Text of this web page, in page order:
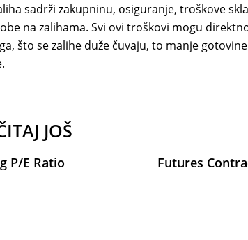
sadrži zakupninu, osiguranje, troškove
na zalihama. Svi ovi troškovi mogu
što se zalihe duže čuvaju, to manje
JOŠ
P/E Ratio Futures